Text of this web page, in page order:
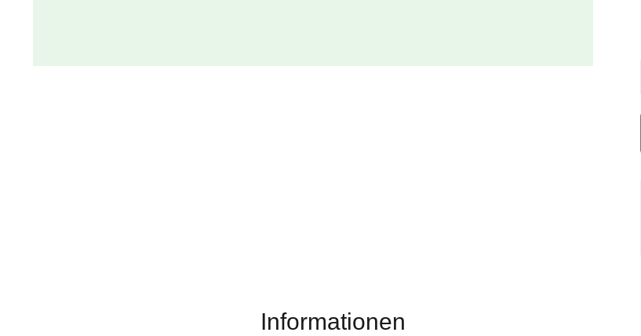
Informationen